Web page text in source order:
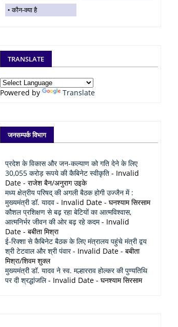
कौन-क्या है
TRANSLATE
Powered by Translate
जनसम्पर्क विभाग
प्रदेश के विकास और जन-कल्याण को गति देने के लिए
30,055 करोड़ रूपये की कैबिनेट स्वीकृति - Invalid
Date - राजेश बैन/अनुराग उइके
मध्य क्षेत्रीय परिषद् की अगली बैठक होगी उज्जैन में :
मुख्यमंत्री डॉ. यादव - Invalid Date - घनश्याम सिरसाम
कौशल प्रशिक्षण से बढ़ रहा बेटियों का आत्मविश्वास,
आत्मनिर्भर जीवन की ओर बढ़ रहे कदम- Invalid
Date - बबीता मिश्रा
ई-रिक्शा से कैबिनेट बैठक के लिए मंत्रालय पहुंचे मंत्री द्वय
श्री टेटवाल और श्री पंवार- Invalid Date - बबीता
मिश्रा/शिवम शुक्ल
मुख्यमंत्री डॉ. यादव ने स्व. मल्हारराव होल्कर की पुण्यतिथि
पर दी श्रद्धांजलि- Invalid Date - घनश्याम सिरसाम